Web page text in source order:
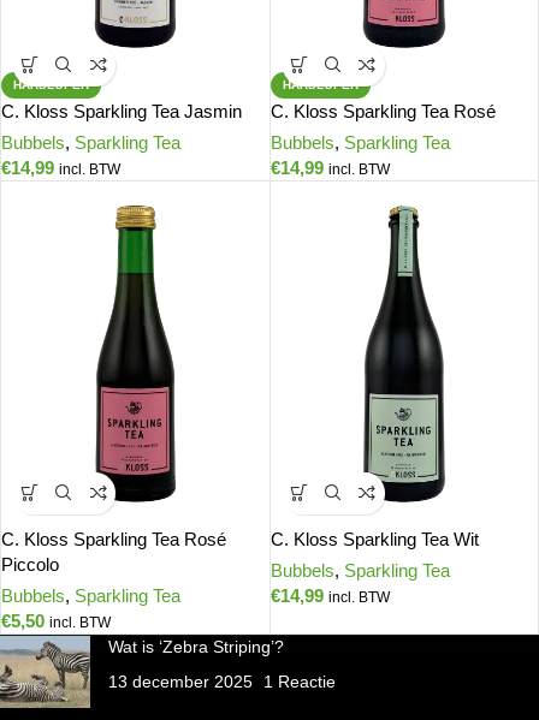
HARDLOPER
C. Kloss Sparkling Tea Jasmin
Bubbels, Sparkling Tea
€14,99 incl. BTW
HARDLOPER
C. Kloss Sparkling Tea Rosé
Bubbels, Sparkling Tea
€14,99 incl. BTW
C. Kloss Sparkling Tea Rosé
Piccolo
Bubbels, Sparkling Tea
€5,50 incl. BTW
C. Kloss Sparkling Tea Wit
Bubbels, Sparkling Tea
€14,99 incl. BTW
Wat is ‘Zebra Striping’?
13 december 2025
1 Reactie